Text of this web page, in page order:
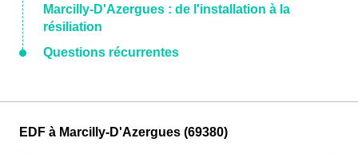
Marcilly-D'Azergues : de l'installation à la
résiliation
Questions récurrentes
EDF à Marcilly-D'Azergues (69380)